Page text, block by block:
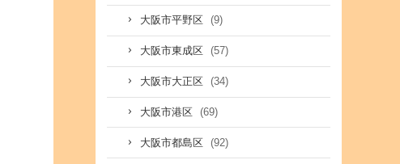
大阪市平野区 (9)
大阪市東成区 (57)
大阪市大正区 (34)
大阪市港区 (69)
大阪市都島区 (92)